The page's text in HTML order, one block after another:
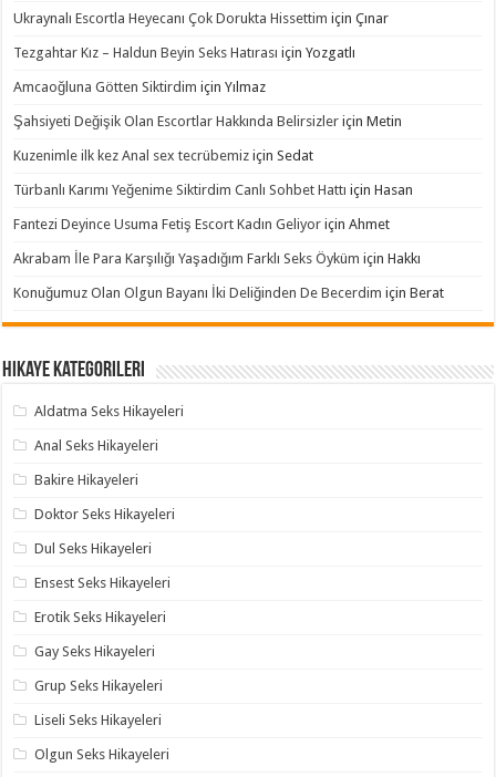
Ukraynalı Escortla Heyecanı Çok Dorukta Hissettim içinÇınar
Tezgahtar Kız – Haldun Beyin Seks Hatırası içinYozgatlı
Amcaoğluna Götten Siktirdim içinYılmaz
Şahsiyeti Değişik Olan Escortlar Hakkında Belirsizler içinMetin
Kuzenimle ilk kez Anal sex tecrübemiz içinSedat
Türbanlı Karımı Yeğenime Siktirdim Canlı Sohbet Hattı içinHasan
Fantezi Deyince Usuma Fetiş Escort Kadın Geliyor içinAhmet
Akrabam İle Para Karşılığı Yaşadığım Farklı Seks Öyküm içinHakkı
Konuğumuz Olan Olgun Bayanı İki Deliğinden De Becerdim içinBerat
Hikaye Kategorileri
Aldatma Seks Hikayeleri
Anal Seks Hikayeleri
Bakire Hikayeleri
Doktor Seks Hikayeleri
Dul Seks Hikayeleri
Ensest Seks Hikayeleri
Erotik Seks Hikayeleri
Gay Seks Hikayeleri
Grup Seks Hikayeleri
Liseli Seks Hikayeleri
Olgun Seks Hikayeleri